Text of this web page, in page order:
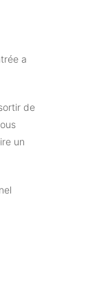
a
de
un